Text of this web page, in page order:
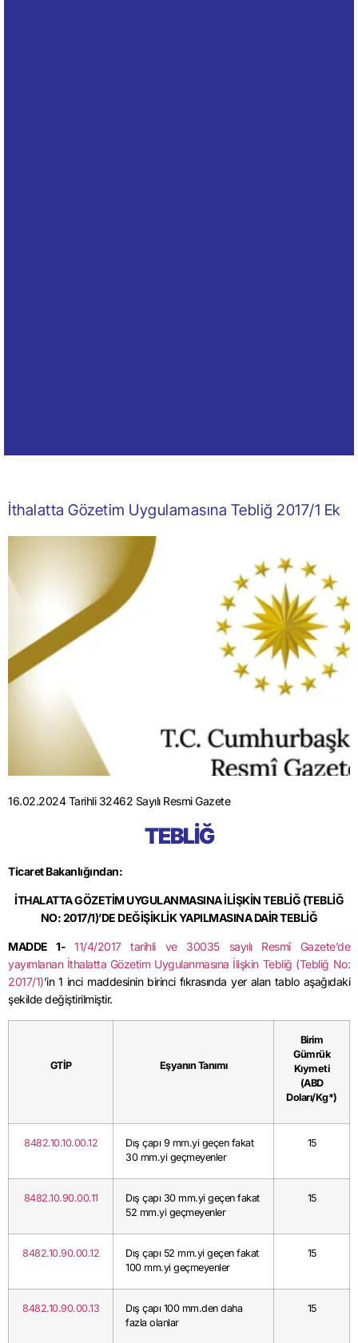
İthalatta Gözetim Uygulamasına Tebliğ 2017/1 Ek
16.02.2024 Tarihli 32462 Sayılı Resmi Gazete
TEBLİĞ
Ticaret Bakanlığından:
İTHALATTA GÖZETİM UYGULANMASINA İLİŞKİN TEBLİĞ (TEBLİĞ
NO: 2017/1)’DE DEĞİŞİKLİK YAPILMASINA DAİR TEBLİĞ
MADDE 1- 11/4/2017tarihli ve 30035 sayılı Resmî Gazete’de
yayımlanan İthalatta Gözetim Uygulanmasına İlişkin Tebliğ (Tebliğ No:
2017/1)’in 1 inci maddesinin birinci fıkrasında yer alan tablo aşağıdaki
şekilde değiştirilmiştir.
GTİP Eşyanın Tanımı
Birim
Gümrük
Kıymeti
(ABD
Doları/Kg*)
8482.10.10.00.12
Dış çapı 9 mm.yi geçen fakat
30 mm.yi geçmeyenler
15
8482.10.90.00.11
Dış çapı 30 mm.yi geçen fakat
52 mm.yi geçmeyenler
15
8482.10.90.00.12
Dış çapı 52 mm.yi geçen fakat
100 mm.yi geçmeyenler
15
8482.10.90.00.13
Dış çapı 100 mm.den daha
fazla olanlar
15